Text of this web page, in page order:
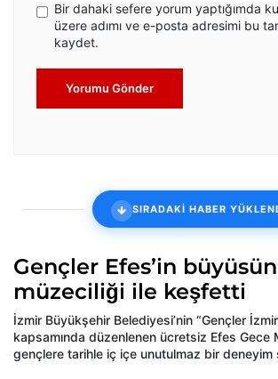
Bir dahaki sefere yorum yaptığımda
üzere adımı ve e-posta adresimi bu
kaydet.
Yorumu Gönder
SIRADAKİ HABER
Gençler Efes’in
müzeciliği ile keşfetti
İzmir Büyükşehir Belediyesi’nin “Gençler
kapsamında düzenlenen ücretsiz Efes Gece
gençlere tarihle iç içe unutulmaz bir deneyim